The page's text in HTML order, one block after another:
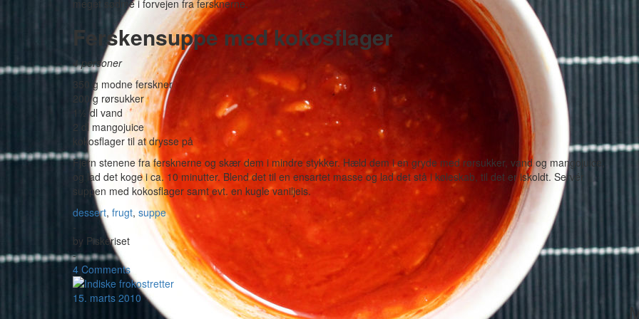
meget sødme i forvejen fra fersknerne.
Ferskensuppe med kokosflager
4 personer
350 g modne ferskner
200 g rørsukker
1½ dl vand
2 dl mangojuice
kokosflager til at drysse på
Fjern stenene fra fersknerne og skær dem i mindre stykker. Hæld dem i en gryde med rørsukker, vand og mangojuice,
og lad det koge i ca. 10 minutter. Blend det til en ensartet masse og lad det stå i køleskab, til det er iskoldt. Servér
suppen med kokosflager samt evt. en kugle vaniljeis.
dessert, frugt, suppe
-
by Piskeriset
-
4 Comments
15. marts 2010